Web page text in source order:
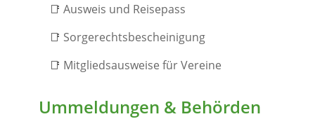
📑 Ausweis und Reisepass
📑 Sorgerechtsbescheinigung
📑 Mitgliedsausweise für Vereine
Ummeldungen & Behörden